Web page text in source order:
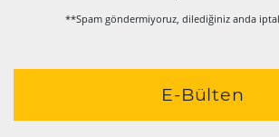
**Spam göndermiyoruz, dilediğiniz anda
E-Bülten